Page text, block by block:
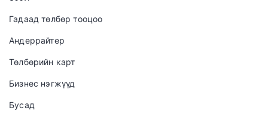
Гадаад төлбөр тооцоо
Андеррайтер
Төлбөрийн карт
Бизнес нэгжүүд
Бусад